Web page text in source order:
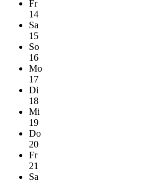
Fr
14
Sa
15
So
16
Mo
17
Di
18
Mi
19
Do
20
Fr
21
Sa